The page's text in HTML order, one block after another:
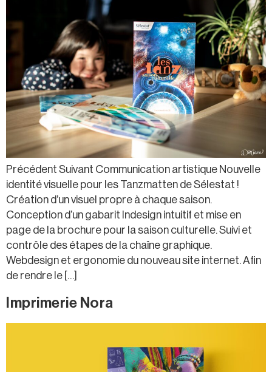
Précédent Suivant Communication artistique Nouvelle
identité visuelle pour les Tanzmatten de Sélestat !
Création d’un visuel propre à chaque saison.
Conception d’un gabarit Indesign intuitif et mise en
page de la brochure pour la saison culturelle. Suivi et
contrôle des étapes de la chaîne graphique.
Webdesign et ergonomie du nouveau site internet. Afin
de rendre le […]
Imprimerie Nora